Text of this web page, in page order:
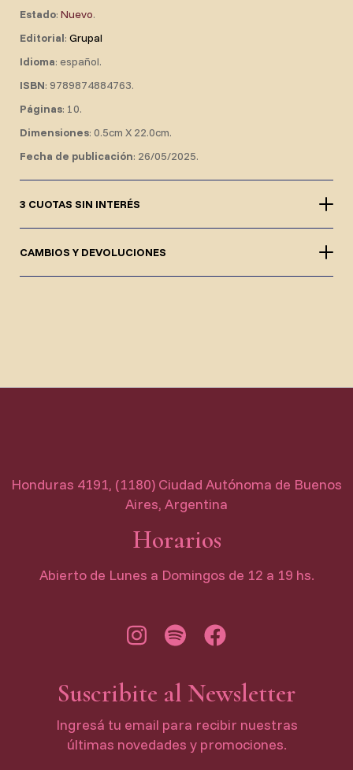
Estado: Nuevo.
Editorial: Grupal
Idioma: español.
ISBN: 9789874884763.
Páginas: 10.
Dimensiones: 0.5cm X 22.0cm.
Fecha de publicación: 26/05/2025.
3 CUOTAS SIN INTERÉS
CAMBIOS Y DEVOLUCIONES
Honduras 4191, (1180) Ciudad Autónoma de Buenos
Aires, Argentina
Horarios
Abierto de Lunes a Domingos de 12 a 19 hs.
Suscribite al Newsletter
Ingresá tu email para recibir nuestras
últimas novedades y promociones.